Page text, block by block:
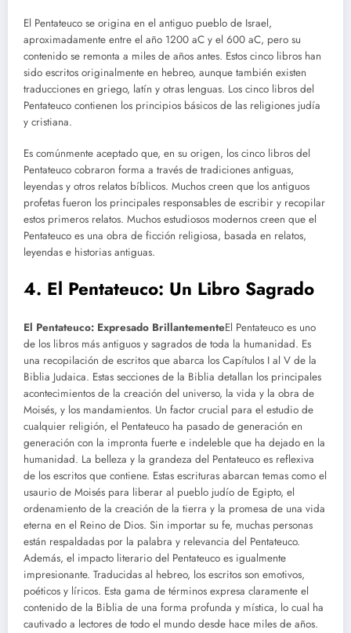
El Pentateuco se origina en el antiguo pueblo de Israel,
aproximadamente entre el año 1200 aC y el 600 aC, pero su
contenido se remonta a miles de años antes. Estos cinco libros han
sido escritos originalmente en hebreo, aunque también existen
traducciones en griego, latín y otras lenguas. Los cinco libros del
Pentateuco contienen los principios básicos de las religiones judía
y cristiana.
Es comúnmente aceptado que, en su origen, los cinco libros del
Pentateuco cobraron forma a través de tradiciones antiguas,
leyendas y otros relatos bíblicos. Muchos creen que los antiguos
profetas fueron los principales responsables de escribir y recopilar
estos primeros relatos. Muchos estudiosos modernos creen que el
Pentateuco es una obra de ficción religiosa, basada en relatos,
leyendas e historias antiguas.
4. El Pentateuco: Un Libro Sagrado
El Pentateuco: Expresado BrillantementeEl Pentateuco es uno
de los libros más antiguos y sagrados de toda la humanidad. Es
una recopilación de escritos que abarca los Capítulos I al V de la
Biblia Judaica. Estas secciones de la Biblia detallan los principales
acontecimientos de la creación del universo, la vida y la obra de
Moisés, y los mandamientos. Un factor crucial para el estudio de
cualquier religión, el Pentateuco ha pasado de generación en
generación con la impronta fuerte e indeleble que ha dejado en la
humanidad. La belleza y la grandeza del Pentateuco es reflexiva
de los escritos que contiene. Estas escrituras abarcan temas como el
usaurio de Moisés para liberar al pueblo judío de Egipto, el
ordenamiento de la creación de la tierra y la promesa de una vida
eterna en el Reino de Dios. Sin importar su fe, muchas personas
están respaldadas por la palabra y relevancia del Pentateuco.
Además, el impacto literario del Pentateuco es igualmente
impresionante. Traducidas al hebreo, los escritos son emotivos,
poéticos y líricos. Esta gama de términos expresa claramente el
contenido de la Biblia de una forma profunda y mística, lo cual ha
cautivado a lectores de todo el mundo desde hace miles de años.